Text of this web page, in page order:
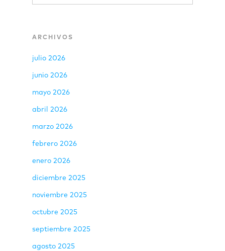
ARCHIVOS
julio 2026
junio 2026
mayo 2026
abril 2026
marzo 2026
febrero 2026
enero 2026
diciembre 2025
noviembre 2025
octubre 2025
septiembre 2025
agosto 2025